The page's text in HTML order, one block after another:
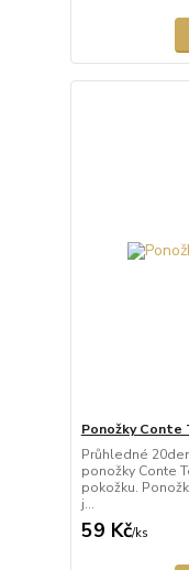
Ponožky Conte
Průhledné
ponožky Conte
pokožku.
j...
59 Kč/ks